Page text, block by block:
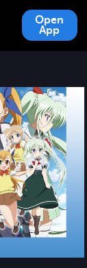
Open
App